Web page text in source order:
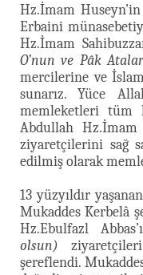
Hz.İmam Huseyn’in
Erbaini
Hz.İmam
O’nun ve Pâk
mercilerine ve
sunarız. Yüce
memleketleri tüm
Abdullah Hz.İmam
ziyaretçilerini sağ
edilmiş olarak
13 yüzyıldır
Mukaddes Kerbelâ
Hz.Ebulfazl
olsun)
şereflendi.